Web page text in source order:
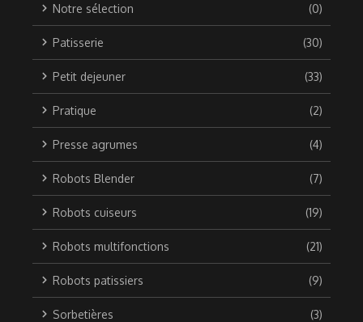
Notre sélection (0)
Patisserie (30)
Petit dejeuner (33)
Pratique (2)
Presse agrumes (4)
Robots Blender (7)
Robots cuiseurs (19)
Robots multifonctions (21)
Robots patissiers (9)
Sorbetières (3)